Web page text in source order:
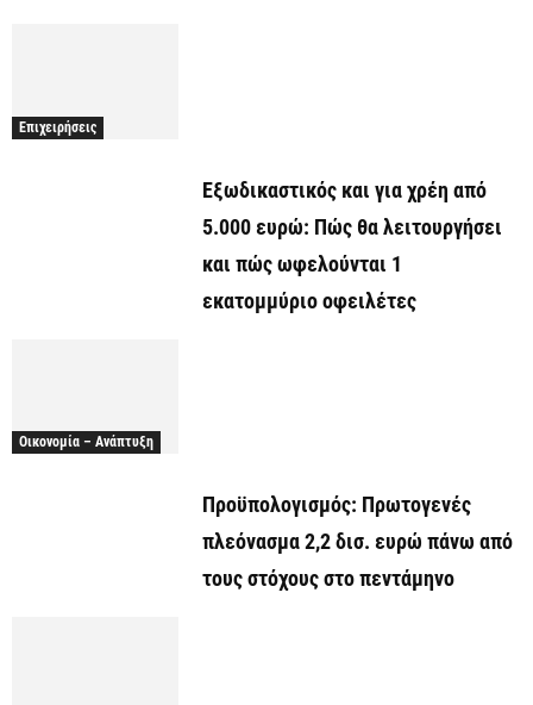
Επιχειρήσεις
Εξωδικαστικός και για χρέη από
5.000 ευρώ: Πώς θα λειτουργήσει
και πώς ωφελούνται 1
εκατομμύριο οφειλέτες
Οικονομία – Ανάπτυξη
Προϋπολογισμός: Πρωτογενές
πλεόνασμα 2,2 δισ. ευρώ πάνω από
τους στόχους στο πεντάμηνο